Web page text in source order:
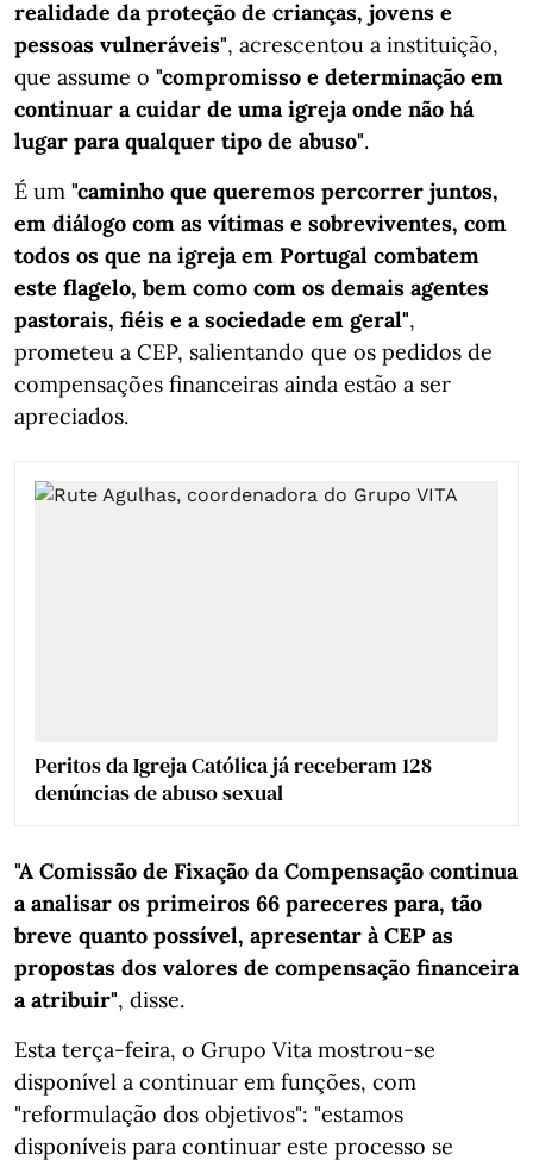
realidade da proteção de crianças, jovens e
pessoas vulneráveis", acrescentou a instituição,
que assume o "compromisso e determinação em
continuar a cuidar de uma igreja onde não há
lugar para qualquer tipo de abuso".
É um "caminho que queremos percorrer juntos,
em diálogo com as vítimas e sobreviventes, com
todos os que na igreja em Portugal combatem
este flagelo, bem como com os demais agentes
pastorais, fiéis e a sociedade em geral",
prometeu a CEP, salientando que os pedidos de
compensações financeiras ainda estão a ser
apreciados.
Peritos da Igreja Católica já receberam 128
denúncias de abuso sexual
"A Comissão de Fixação da Compensação continua
a analisar os primeiros 66 pareceres para, tão
breve quanto possível, apresentar à CEP as
propostas dos valores de compensação financeira
a atribuir", disse.
Esta terça-feira, o Grupo Vita mostrou-se
disponível a continuar em funções, com
"reformulação dos objetivos": "estamos
disponíveis para continuar este processo se